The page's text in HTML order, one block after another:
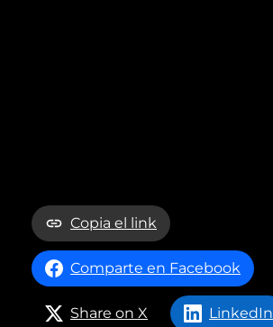
Copia el link
Comparte en Facebook
Share on X LinkedIn